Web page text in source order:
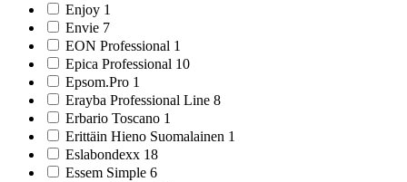
Enjoy 1
Envie 7
EON Professional 1
Epica Professional 10
Epsom.Pro 1
Erayba Professional Line 8
Erbario Toscano 1
Erittäin Hieno Suomalainen 1
Eslabondexx 18
Essem Simple 6